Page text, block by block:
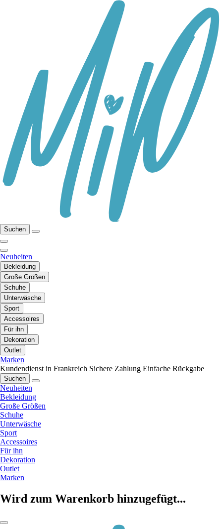
Suchen
Neuheiten
Bekleidung
Große Größen
Schuhe
Unterwäsche
Sport
Accessoires
Für ihn
Dekoration
Outlet
Marken
Kundendienst in Frankreich Sichere Zahlung Einfache Rückgabe
Suchen
Neuheiten
Bekleidung
Große Größen
Schuhe
Unterwäsche
Sport
Accessoires
Für ihn
Dekoration
Outlet
Marken
Wird zum Warenkorb hinzugefügt...